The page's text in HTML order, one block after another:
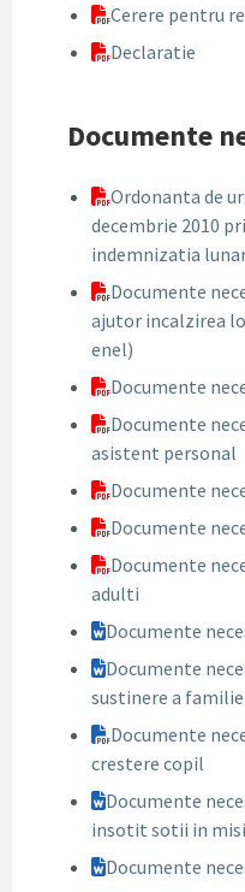
Cerere pentru
Declaratie
Documente
Ordonanta de
decembrie 2010
indemnizatia
Documente
ajutor incalzirea
enel)
Documente
Documente
asistent personal
Documente
Documente
Documente
adulti
Documente
Documente
sustinere a
Documente
crestere copil
Documente
insotit sotii in
Documente